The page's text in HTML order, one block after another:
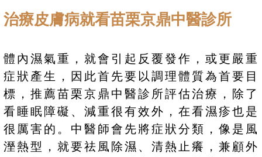
治療皮膚病就看苗栗京鼎中醫診所
體內濕氣重，就會引起反覆發作，或更嚴重
症狀產生，因此首先要以調理體質為首要目
標，推薦苗栗京鼎中醫診所評估治療，除了
看睡眠障礙、減重很有效外，在看濕疹也是
很厲害的。中醫師會先將症狀分類，像是風
溼熱型，就要祛風除濕、清熱止癢，兼顧外